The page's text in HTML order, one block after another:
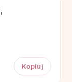
Kopiuj